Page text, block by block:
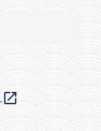
open_in_new